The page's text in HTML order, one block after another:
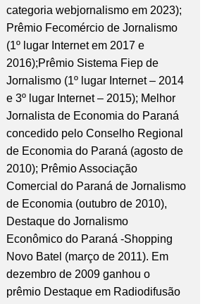
categoria webjornalismo em 2023);
Prêmio Fecomércio de Jornalismo
(1º lugar Internet em 2017 e
2016);Prêmio Sistema Fiep de
Jornalismo (1º lugar Internet – 2014
e 3º lugar Internet – 2015); Melhor
Jornalista de Economia do Paraná
concedido pelo Conselho Regional
de Economia do Paraná (agosto de
2010); Prêmio Associação
Comercial do Paraná de Jornalismo
de Economia (outubro de 2010),
Destaque do Jornalismo
Econômico do Paraná -Shopping
Novo Batel (março de 2011). Em
dezembro de 2009 ganhou o
prêmio Destaque em Radiodifusão